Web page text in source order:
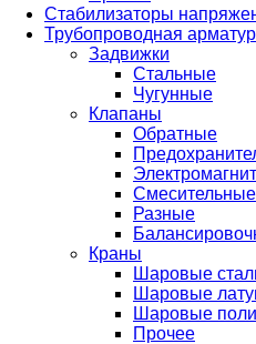
Стабилизаторы
Трубопроводная
Задвижки
Стальные
Чугунные
Клапаны
Обратные
Смесительные
Разные
Краны
Шаровые
Шаровые
Шаровые
Прочее